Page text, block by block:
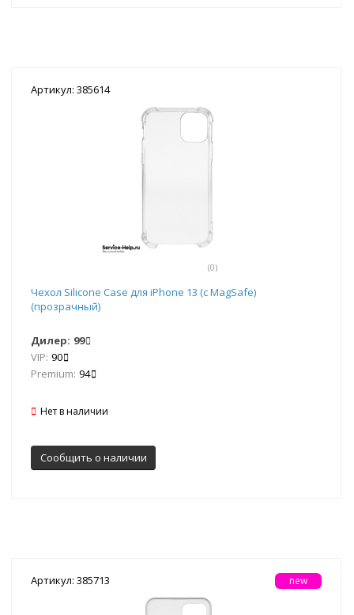
Артикул: 385614
(0)
Чехол Silicone Case для iPhone 13 (с MagSafe)
(прозрачный)
Дилер: 99
VIP: 90
Premium: 94
Нет в наличии
Сообщить о наличии
Артикул: 385713 new